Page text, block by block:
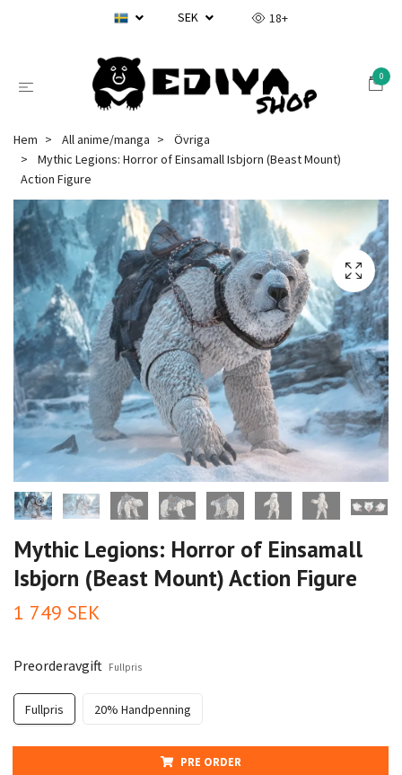
SEK 18+
0
Hem All anime/manga
Övriga
Mythic Legions: Horror of Einsamall Isbjorn (Beast Mount)
Action Figure
Mythic Legions: Horror of Einsamall
Isbjorn (Beast Mount) Action Figure
1 749 SEK
Preorderavgift Fullpris
Fullpris 20% Handpenning
PRE ORDER